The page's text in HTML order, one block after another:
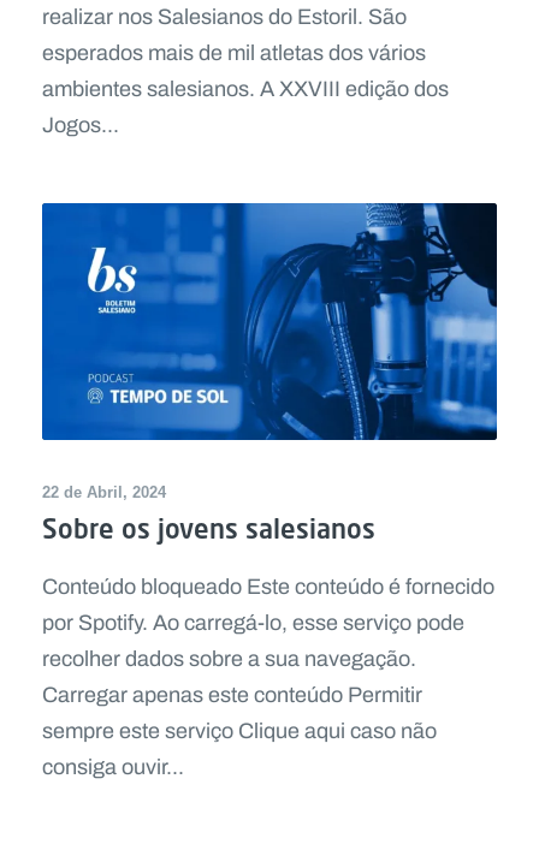
realizar nos Salesianos do Estoril. São
esperados mais de mil atletas dos vários
ambientes salesianos. A XXVIII edição dos
Jogos...
22 de Abril, 2024
Sobre os jovens salesianos
Conteúdo bloqueado Este conteúdo é fornecido
por Spotify. Ao carregá-lo, esse serviço pode
recolher dados sobre a sua navegação.
Carregar apenas este conteúdo Permitir
sempre este serviço Clique aqui caso não
consiga ouvir...